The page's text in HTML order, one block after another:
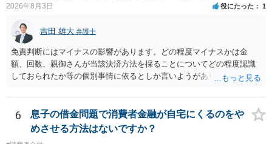
2026年8月3日 役にたった 1
吉田 雄大 弁護士
免責判断にはマイナスの影響があります。どの程度マイナスかは金
額、回数、親御さんが当該決済方法を採ることについてどの程度認識
しておられたか等の個別事情に依るとしか言いようがありません。 と
なって相談し、善後策を考えることをお勧めします。
6
息子の借金問題で消費者金融が自宅にくるのをや
めさせる方法はないですか？